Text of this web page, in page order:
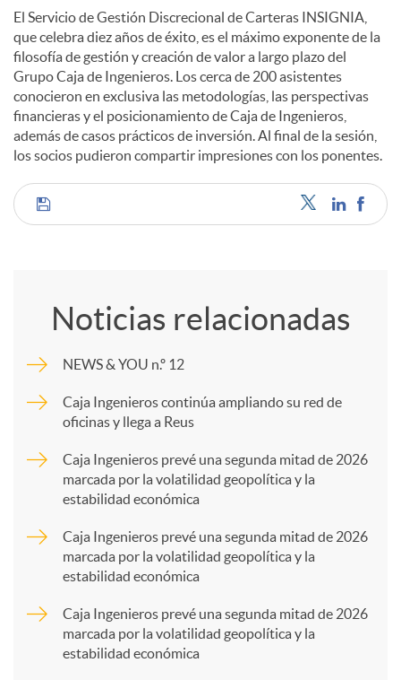
i
d
o
s
El Servicio de Gestión Discrecional de Carteras INSIGNIA,
que celebra diez años de éxito, es el máximo exponente de la
filosofía de gestión y creación de valor a largo plazo del
Grupo Caja de Ingenieros. Los cerca de 200 asistentes
conocieron en exclusiva las metodologías, las perspectivas
financieras y el posicionamiento de Caja de Ingenieros,
además de casos prácticos de inversión. Al final de la sesión,
los socios pudieron compartir impresiones con los ponentes.
C
m
p
a
Noticias relacionadas
NEWS & YOU n.º 12
Caja Ingenieros continúa ampliando su red de
oficinas y llega a Reus
Caja Ingenieros prevé una segunda mitad de 2026
marcada por la volatilidad geopolítica y la
estabilidad económica
Caja Ingenieros prevé una segunda mitad de 2026
marcada por la volatilidad geopolítica y la
estabilidad económica
Caja Ingenieros prevé una segunda mitad de 2026
marcada por la volatilidad geopolítica y la
estabilidad económica